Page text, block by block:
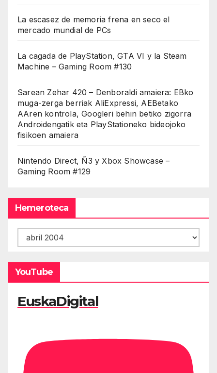
La escasez de memoria frena en seco el
mercado mundial de PCs
La cagada de PlayStation, GTA VI y la Steam
Machine – Gaming Room #130
Sarean Zehar 420 – Denboraldi amaiera: EBko
muga-zerga berriak AliExpressi, AEBetako
AAren kontrola, Googleri behin betiko zigorra
Androidengatik eta PlayStationeko bideojoko
fisikoen amaiera
Nintendo Direct, Ñ3 y Xbox Showcase –
Gaming Room #129
Hemeroteca
Hemeroteca
YouTube
EuskaDigital